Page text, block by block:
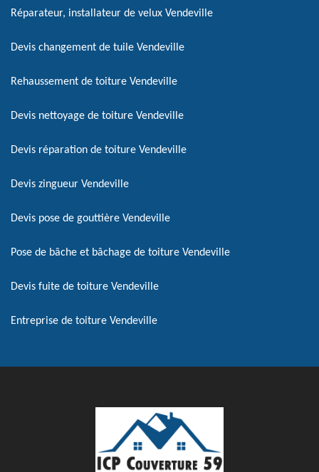
Réparateur, installateur de velux Vendeville
Devis changement de tuile Vendeville
Rehaussement de toiture Vendeville
Devis nettoyage de toiture Vendeville
Devis réparation de toiture Vendeville
Devis zingueur Vendeville
Devis pose de gouttière Vendeville
Pose de bâche et bâchage de toiture Vendeville
Devis fuite de toiture Vendeville
Entreprise de toiture Vendeville